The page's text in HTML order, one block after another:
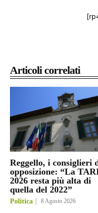
Articoli correlati
Reggello, i consiglieri
opposizione: “La
2026 resta più alta di
quella del 2022”
Politica 8 Agosto 2026